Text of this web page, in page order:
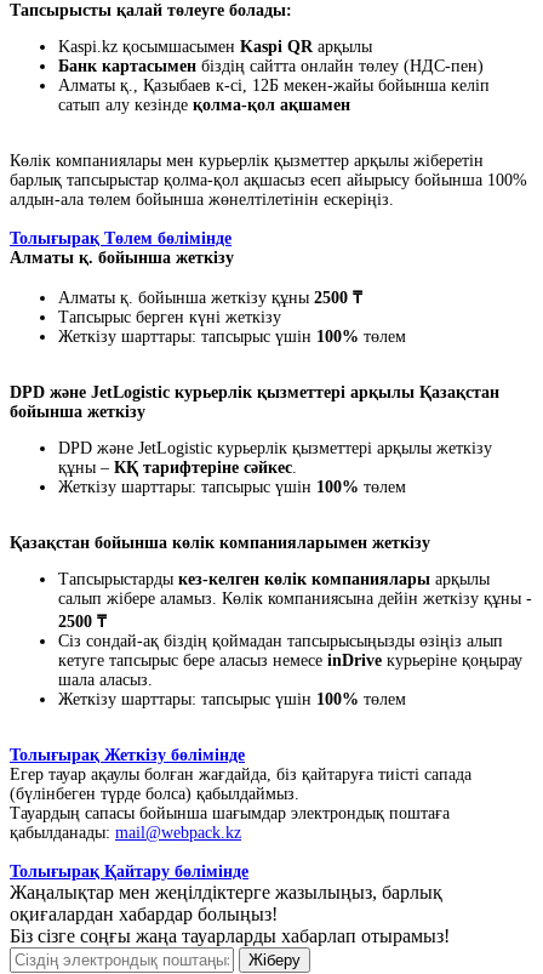
Тапсырысты қалай төлеуге болады:
Kaspi.kz қосымшасымен Kaspi QRарқылы
Банк картасымен біздің сайтта онлайн төлеу (НДС-пен)
Алматы қ., Қазыбаев к-сі, 12Б мекен-жайы бойынша келіп
сатып алу кезінде қолма-қол ақшамен
Көлік компаниялары мен курьерлік қызметтер арқылы жіберетін
барлық тапсырыстар қолма-қол ақшасыз есеп айырысу бойынша 100%
алдын-ала төлем бойынша жөнелтілетінін ескеріңіз.
Толығырақ Төлем бөлімінде
Алматы қ. бойынша жеткізу
Алматы қ. бойынша жеткізу құны 2500 ₸
Тапсырыс берген күні жеткізу
Жеткізу шарттары: тапсырыс үшін 100% төлем
DPD және JetLogistic курьерлік қызметтері арқылы Қазақстан
бойынша жеткізу
DPD және JetLogistic курьерлік қызметтері арқылы жеткізу
құны – КҚ тарифтеріне сәйкес.
Жеткізу шарттары: тапсырыс үшін 100% төлем
Қазақстан бойынша көлік компанияларымен жеткізу
Тапсырыстарды кез-келген көлік компаниялары арқылы
салып жібере аламыз. Көлік компаниясына дейін жеткізу құны -
2500 ₸
Сіз сондай-ақ біздің қоймадан тапсырысыңызды өзіңіз алып
кетуге тапсырыс бере аласыз немесе inDrive курьеріне қоңырау
шала аласыз.
Жеткізу шарттары: тапсырыс үшін 100% төлем
Толығырақ Жеткізу бөлімінде
Егер тауар ақаулы болған жағдайда, біз қайтаруға тиісті сапада
(бүлінбеген түрде болса) қабылдаймыз.
Тауардың сапасы бойынша шағымдар электрондық поштаға
қабылданады: mail@webpack.kz
Толығырақ Қайтару бөлімінде
Жаңалықтар мен жеңілдіктерге жазылыңыз, барлық
оқиғалардан хабардар болыңыз!
Біз сізге соңғы жаңа тауарларды хабарлап отырамыз!